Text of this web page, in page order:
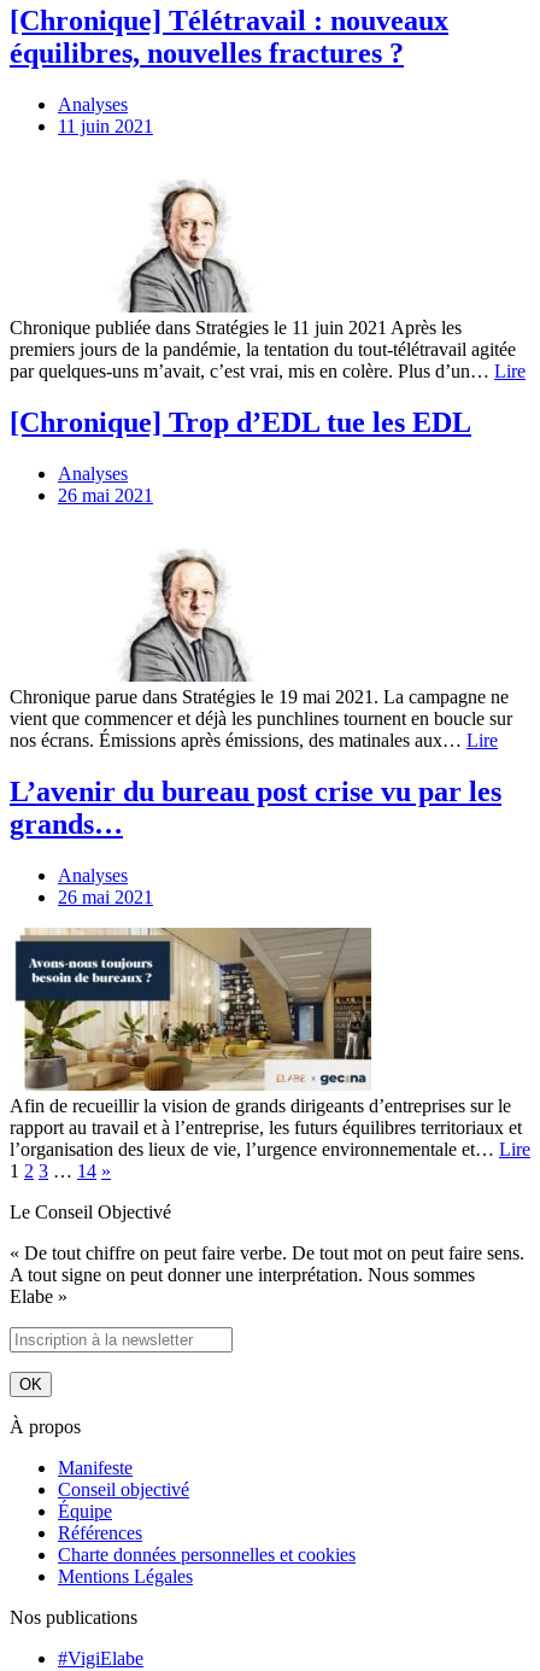
[Chronique] Télétravail : nouveaux
équilibres, nouvelles fractures ?
Analyses
11 juin 2021
Chronique publiée dans Stratégies le 11 juin 2021 Après les
premiers jours de la pandémie, la tentation du tout-télétravail agitée
par quelques-uns m’avait, c’est vrai, mis en colère. Plus d’un… Lire
[Chronique] Trop d’EDL tue les EDL
Analyses
26 mai 2021
Chronique parue dans Stratégies le 19 mai 2021. La campagne ne
vient que commencer et déjà les punchlines tournent en boucle sur
nos écrans. Émissions après émissions, des matinales aux… Lire
L’avenir du bureau post crise vu par les
grands…
Analyses
26 mai 2021
Afin de recueillir la vision de grands dirigeants d’entreprises sur le
rapport au travail et à l’entreprise, les futurs équilibres territoriaux et
l’organisation des lieux de vie, l’urgence environnementale et… Lire
1 2 3 … 14 »
Le Conseil Objectivé
« De tout chiffre on peut faire verbe. De tout mot on peut faire sens.
A tout signe on peut donner une interprétation. Nous sommes
Elabe »
À propos
Manifeste
Conseil objectivé
Équipe
Références
Charte données personnelles et cookies
Mentions Légales
Nos publications
#VigiElabe